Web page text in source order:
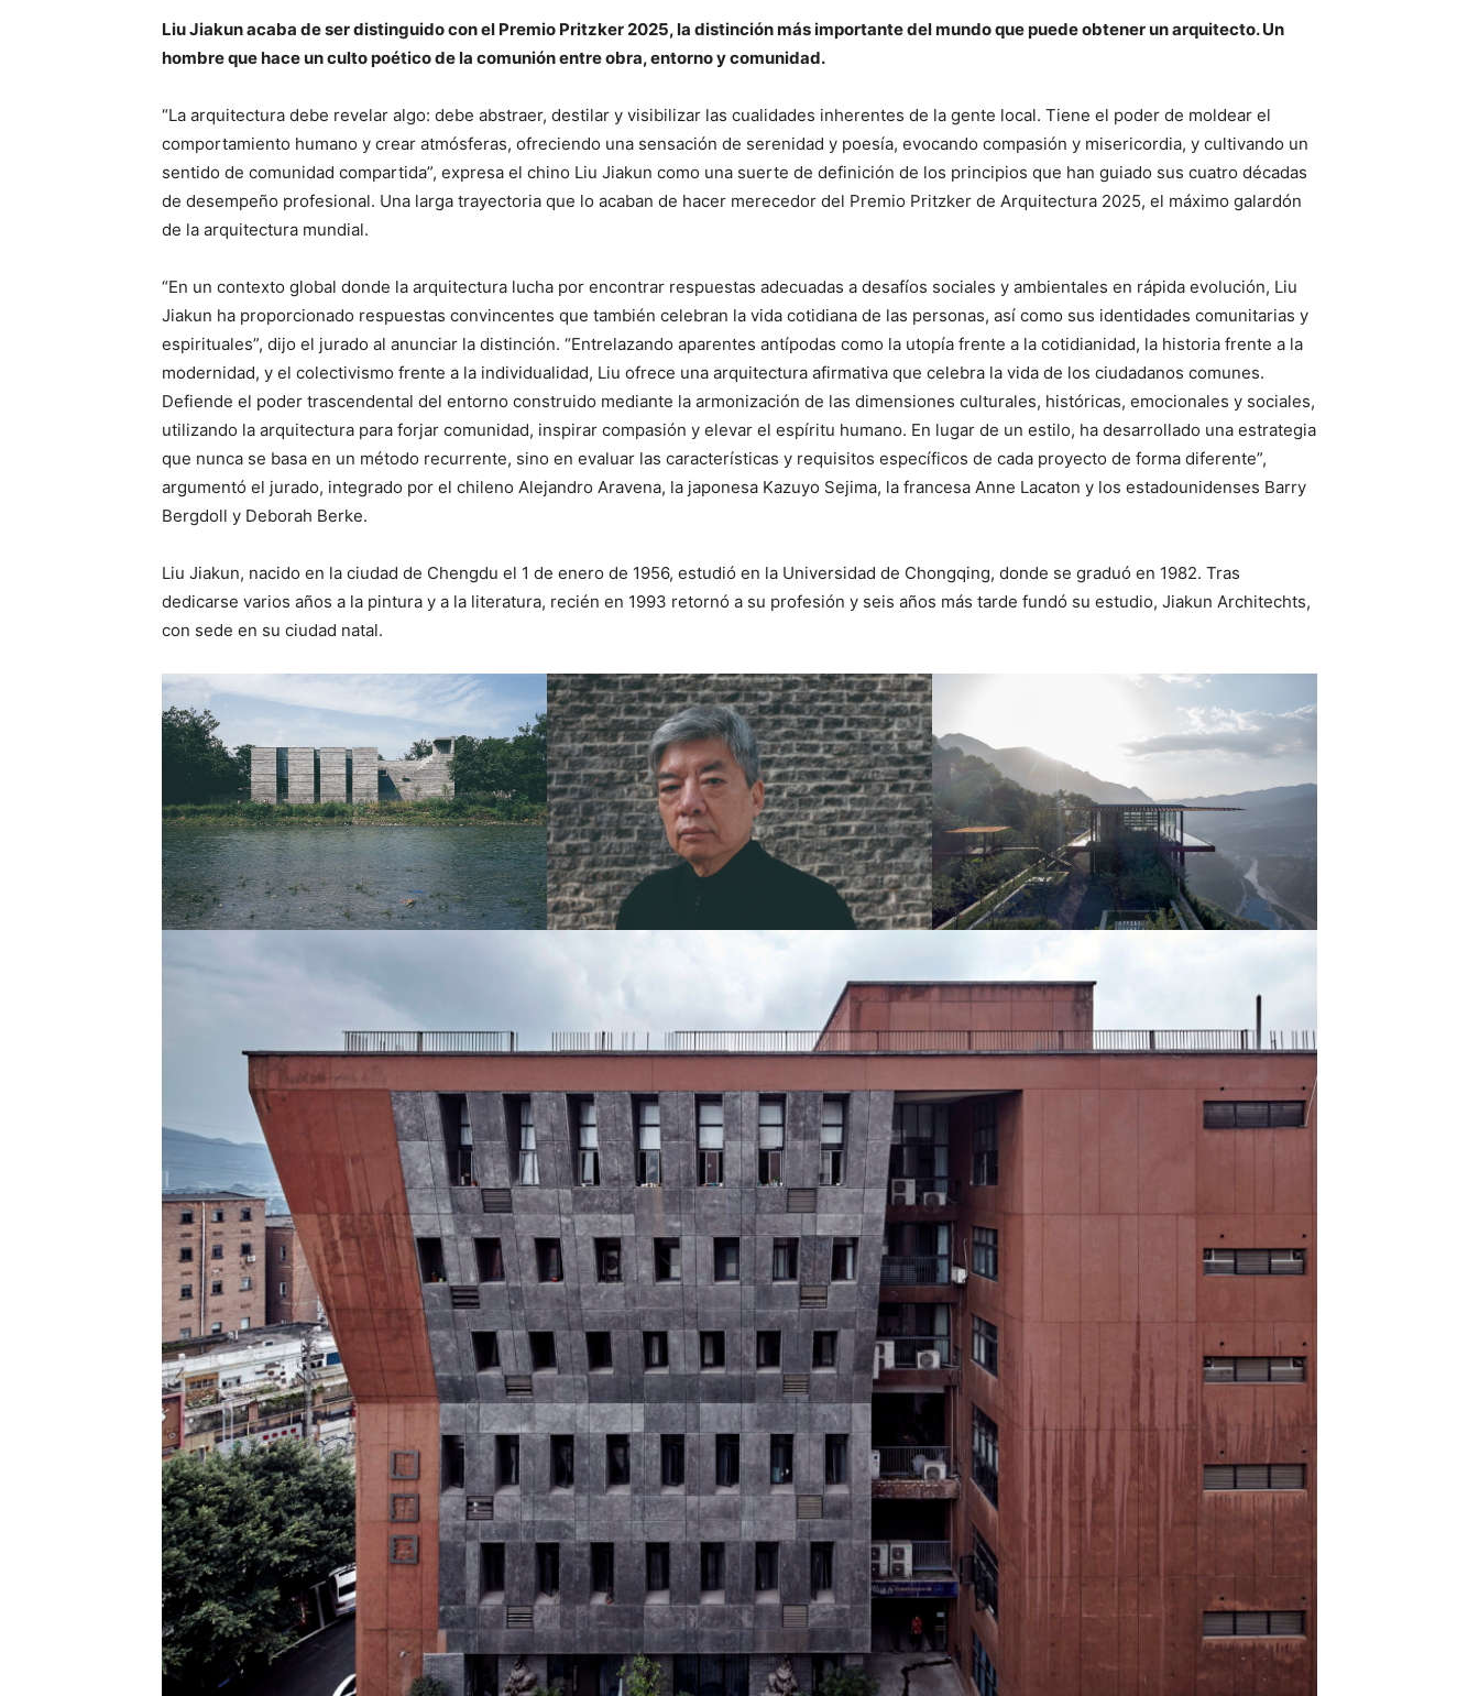
Liu Jiakun acaba de ser distinguido con el Premio Pritzker 2025, la distinción más importante del mundo que puede obtener un arquitecto. Un
hombre que hace un culto poético de la comunión entre obra, entorno y comunidad.
“La arquitectura debe revelar algo: debe abstraer, destilar y visibilizar las cualidades inherentes de la gente local. Tiene el poder de moldear el
comportamiento humano y crear atmósferas, ofreciendo una sensación de serenidad y poesía, evocando compasión y misericordia, y cultivando un
sentido de comunidad compartida”, expresa el chino Liu Jiakun como una suerte de definición de los principios que han guiado sus cuatro décadas
de desempeño profesional. Una larga trayectoria que lo acaban de hacer merecedor del Premio Pritzker de Arquitectura 2025, el máximo galardón
de la arquitectura mundial.
“En un contexto global donde la arquitectura lucha por encontrar respuestas adecuadas a desafíos sociales y ambientales en rápida evolución, Liu
Jiakun ha proporcionado respuestas convincentes que también celebran la vida cotidiana de las personas, así como sus identidades comunitarias y
espirituales”, dijo el jurado al anunciar la distinción. “Entrelazando aparentes antípodas como la utopía frente a la cotidianidad, la historia frente a la
modernidad, y el colectivismo frente a la individualidad, Liu ofrece una arquitectura afirmativa que celebra la vida de los ciudadanos comunes.
Defiende el poder trascendental del entorno construido mediante la armonización de las dimensiones culturales, históricas, emocionales y sociales,
utilizando la arquitectura para forjar comunidad, inspirar compasión y elevar el espíritu humano. En lugar de un estilo, ha desarrollado una estrategia
que nunca se basa en un método recurrente, sino en evaluar las características y requisitos específicos de cada proyecto de forma diferente”,
argumentó el jurado, integrado por el chileno Alejandro Aravena, la japonesa Kazuyo Sejima, la francesa Anne Lacaton y los estadounidenses Barry
Bergdoll y Deborah Berke.
Liu Jiakun, nacido en la ciudad de Chengdu el 1 de enero de 1956, estudió en la Universidad de Chongqing, donde se graduó en 1982. Tras
dedicarse varios años a la pintura y a la literatura, recién en 1993 retornó a su profesión y seis años más tarde fundó su estudio, Jiakun Architechts,
con sede en su ciudad natal.